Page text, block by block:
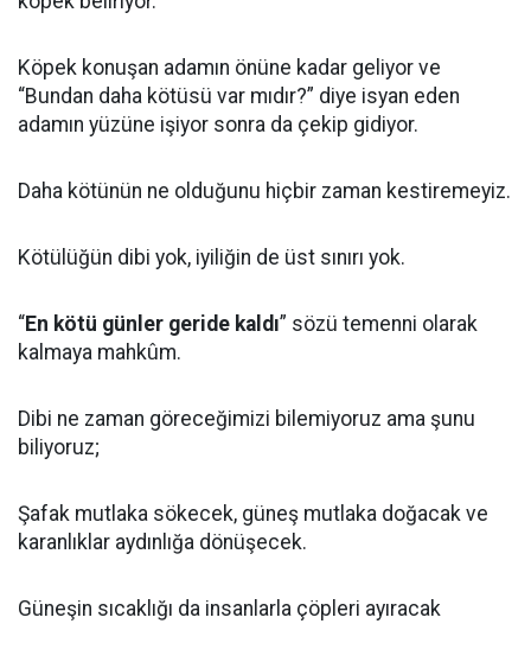
Köpek konuşan adamın önüne kadar geliyor ve
“Bundan daha kötüsü var mıdır?” diye isyan eden
adamın yüzüne işiyor sonra da çekip gidiyor.
Daha kötünün ne olduğunu hiçbir zaman kestiremeyiz.
Kötülüğün dibi yok, iyiliğin de üst sınırı yok.
“En kötü günler geride kaldı” sözü temenni olarak
kalmaya mahkûm.
Dibi ne zaman göreceğimizi bilemiyoruz ama şunu
biliyoruz;
Şafak mutlaka sökecek, güneş mutlaka doğacak ve
karanlıklar aydınlığa dönüşecek.
Güneşin sıcaklığı da insanlarla çöpleri ayıracak